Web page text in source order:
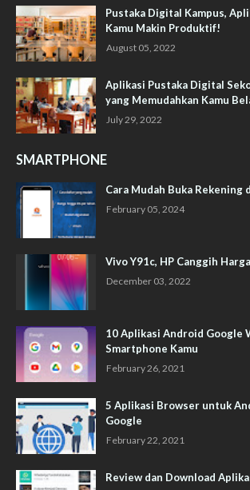
Pustaka Digital Kampus,
Kamu Makin Produktif!
August 05, 2022
Aplikasi Pustaka Digital
yang Memudahkan Kamu
July 29, 2022
SMARTPHONE
Cara Mudah Buka Rekening
February 05, 2024
Vivo Y91c, HP Canggih
December 03, 2022
10 Aplikasi Android Google
Smartphone Kamu
February 26, 2021
5 Aplikasi Browser untuk
Google
February 22, 2021
Review dan Download